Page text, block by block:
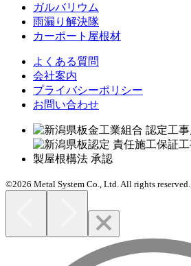
ガルバリウム
雨漏り解決隊
カーポート屋根材
よくある質問
会社案内
プライバシーポリシー
お問い合わせ
©2026 Metal System Co., Ltd. All rights reserved.